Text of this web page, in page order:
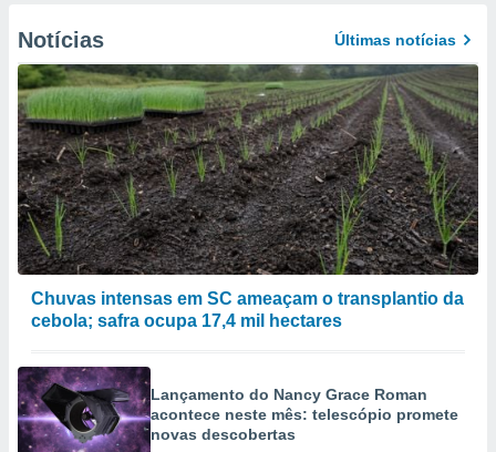
Notícias Últimas notícias
Chuvas intensas em SC ameaçam o transplantio da
cebola; safra ocupa 17,4 mil hectares
Lançamento do Nancy Grace Roman
acontece neste mês: telescópio promete
novas descobertas